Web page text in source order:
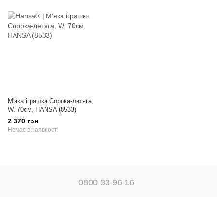
М'яка іграшка Сорока-летяга,
W. 70см, HANSA (8533)
2 370 грн
Немає в наявності
0800 33 96 16